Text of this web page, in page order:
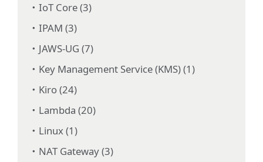
IoT Core (3)
IPAM (3)
JAWS-UG (7)
Key Management Service (KMS) (1)
Kiro (24)
Lambda (20)
Linux (1)
NAT Gateway (3)